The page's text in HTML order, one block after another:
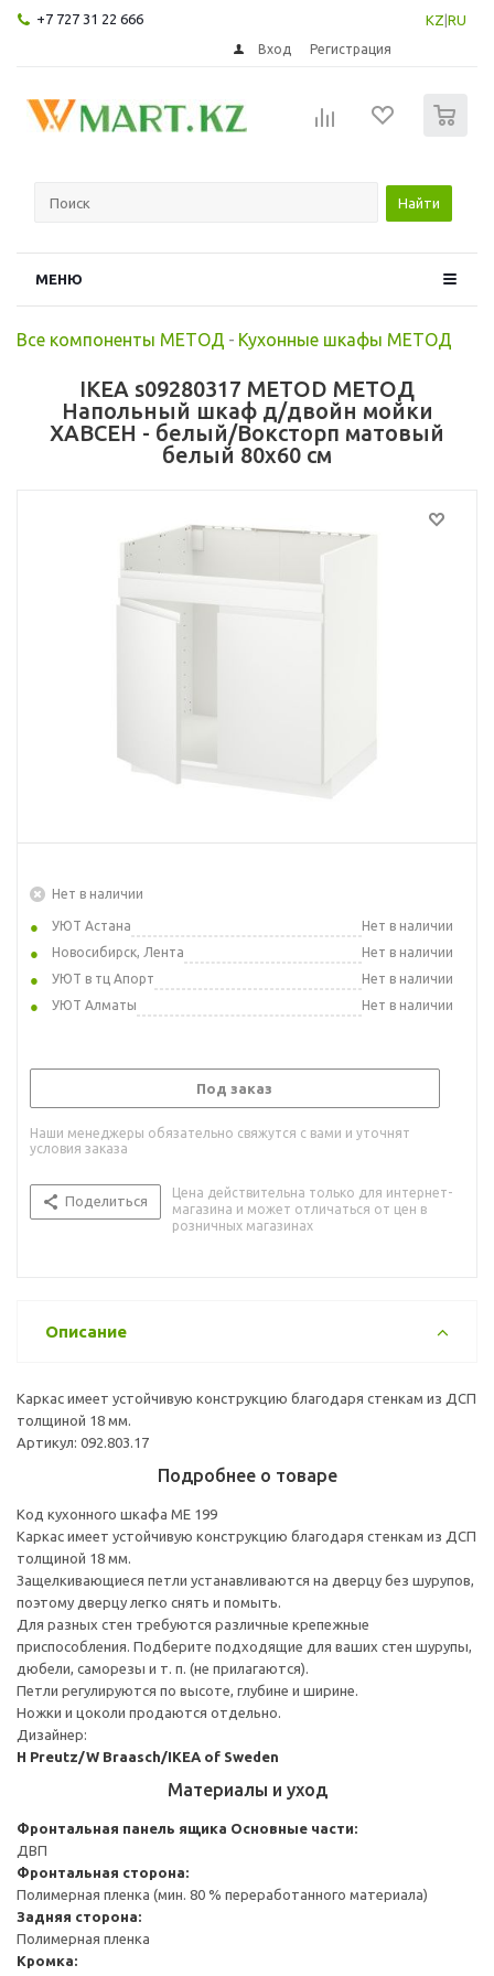
+7 727 31 22 666 KZ RU
Вход Регистрация
Найти
МЕНЮ
Все компоненты МЕТОД - Кухонные шкафы МЕТОД
IKEA s09280317 METOD МЕТОД
Напольный шкаф д/двойн мойки
ХАВСЕН - белый/Воксторп матовый
белый 80x60 см
Нет в наличии
УЮТ Астана
Нет в наличии
Новосибирск, Лента
Нет в наличии
УЮТ в тц Апорт
Нет в наличии
УЮТ Алматы
Нет в наличии
Под заказ
Наши менеджеры обязательно свяжутся с вами и уточнят
условия заказа
Поделиться
Цена действительна только для интернет-
магазина и может отличаться от цен в
розничных магазинах
Описание
Каркас имеет устойчивую конструкцию благодаря стенкам из ДСП
толщиной 18 мм.
Артикул: 092.803.17
Подробнее о товаре
Код кухонного шкафа ME 199
Каркас имеет устойчивую конструкцию благодаря стенкам из ДСП
толщиной 18 мм.
Защелкивающиеся петли устанавливаются на дверцу без шурупов,
поэтому дверцу легко снять и помыть.
Для разных стен требуются различные крепежные
приспособления. Подберите подходящие для ваших стен шурупы,
дюбели, саморезы и т. п. (не прилагаются).
Петли регулируются по высоте, глубине и ширине.
Ножки и цоколи продаются отдельно.
Дизайнер:
H Preutz/W Braasch/IKEA of Sweden
Материалы и уход
Фронтальная панель ящика Основные части:
ДВП
Фронтальная сторона:
Полимерная пленка (мин. 80 % переработанного материала)
Задняя сторона:
Полимерная пленка
Кромка: